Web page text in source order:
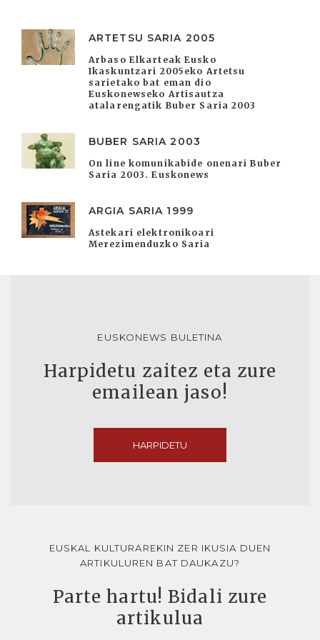
ARTETSU SARIA 2005
Arbaso Elkarteak Eusko
Ikaskuntzari 2005eko Artetsu
sarietako bat eman dio
Euskonewseko Artisautza
atalarengatik Buber Saria 2003
BUBER SARIA 2003
On line komunikabide onenari Buber
Saria 2003. Euskonews
ARGIA SARIA 1999
Astekari elektronikoari
Merezimenduzko Saria
EUSKONEWS BULETINA
Harpidetu zaitez eta zure
emailean jaso!
HARPIDETU
EUSKAL KULTURAREKIN ZER IKUSIA DUEN
ARTIKULUREN BAT DAUKAZU?
Parte hartu! Bidali zure
artikulua